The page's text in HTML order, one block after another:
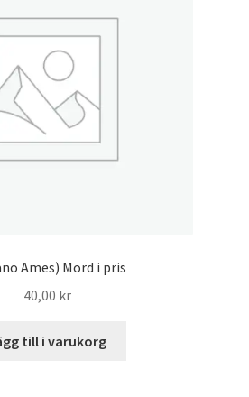
Ames) Mord i pris
40,00 kr
till i varukorg